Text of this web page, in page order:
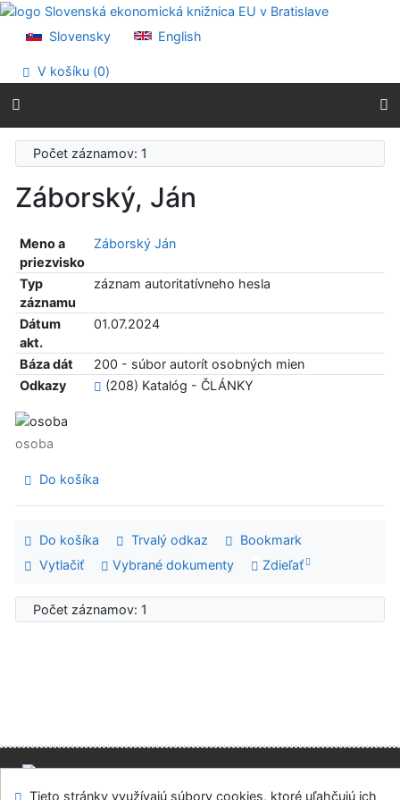
Prejsť na obsah
Prehlásenie o webovej prístupnosti
Slovensky English
V košíku (0)
Počet záznamov: 1
Záborský, Ján
Meno a
priezvisko
Záborský Ján
Typ
záznamu
záznam autoritatívneho hesla
Dátum
akt.
01.07.2024
Báza dát
200 - súbor autorít osobných mien
Odkazy
(208) Katalóg - ČLÁNKY
osoba
Do košíka
Do košíka Trvalý odkaz
Bookmark
Vytlačiť
Vybrané dokumenty Zdieľať
Počet záznamov: 1
Mapa stránok Prístupnosť Súkromie
Tieto stránky využívajú súbory cookies, ktoré uľahčujú ich